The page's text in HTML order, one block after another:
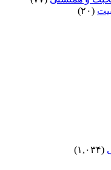
(۲۰)
(۱,۰۳۴)